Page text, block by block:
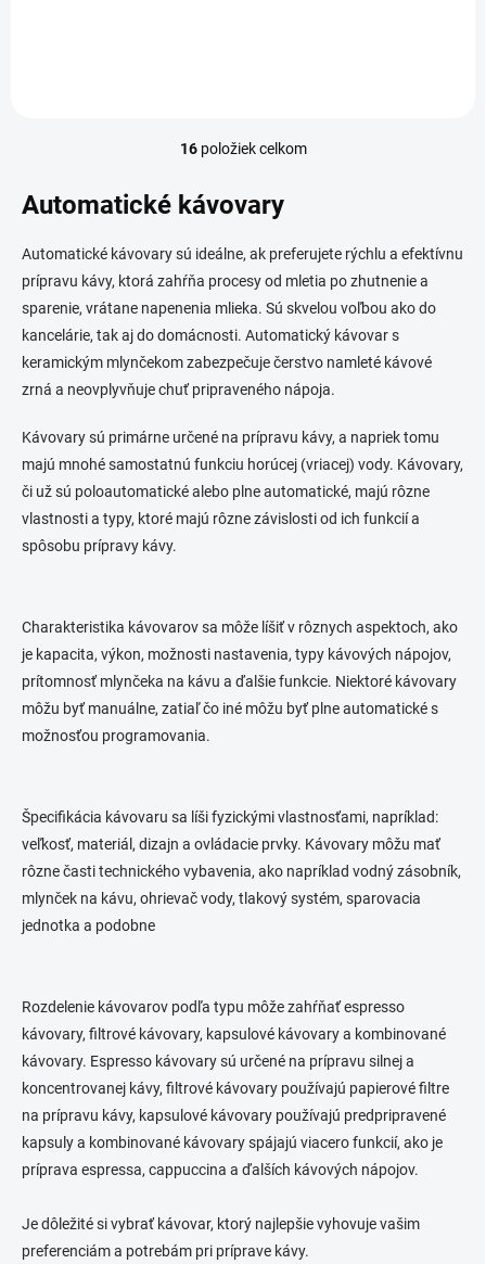
O
l
á
a
c
i
p
r
v
v
ý
p
s
16položiek celkom
Automatické kávovary
Automatické kávovary sú ideálne, ak preferujete rýchlu a efektívnu
prípravu kávy, ktorá zahŕňa procesy od mletia po zhutnenie a
sparenie, vrátane napenenia mlieka. Sú skvelou voľbou ako do
kancelárie, tak aj do domácnosti. Automatický kávovar s
keramickým mlynčekom zabezpečuje čerstvo namleté kávové
zrná a neovplyvňuje chuť pripraveného nápoja.
Kávovary sú primárne určené na prípravu kávy, a napriek tomu
majú mnohé samostatnú funkciu horúcej (vriacej) vody. Kávovary,
či už sú poloautomatické alebo plne automatické, majú rôzne
vlastnosti a typy, ktoré majú rôzne závislosti od ich funkcií a
spôsobu prípravy kávy.
Charakteristika kávovarov sa môže líšiť v rôznych aspektoch, ako
je kapacita, výkon, možnosti nastavenia, typy kávových nápojov,
prítomnosť mlynčeka na kávu a ďalšie funkcie. Niektoré kávovary
môžu byť manuálne, zatiaľ čo iné môžu byť plne automatické s
možnosťou programovania.
Špecifikácia kávovaru sa líši fyzickými vlastnosťami, napríklad:
veľkosť, materiál, dizajn a ovládacie prvky. Kávovary môžu mať
rôzne časti technického vybavenia, ako napríklad vodný zásobník,
mlynček na kávu, ohrievač vody, tlakový systém, sparovacia
jednotka a podobne
Rozdelenie kávovarov podľa typu môže zahŕňať espresso
kávovary, filtrové kávovary, kapsulové kávovary a kombinované
kávovary. Espresso kávovary sú určené na prípravu silnej a
koncentrovanej kávy, filtrové kávovary používajú papierové filtre
na prípravu kávy, kapsulové kávovary používajú predpripravené
kapsuly a kombinované kávovary spájajú viacero funkcií, ako je
príprava espressa, cappuccina a ďalších kávových nápojov.
Je dôležité si vybrať kávovar, ktorý najlepšie vyhovuje vašim
preferenciám a potrebám pri príprave kávy.